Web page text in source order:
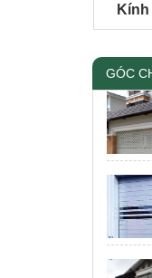
GÓC